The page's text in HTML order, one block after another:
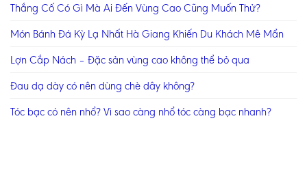
Thắng Cố Có Gì Mà Ai Đến Vùng Cao Cũng Muốn Thử?
Món Bánh Đá Kỳ Lạ Nhất Hà Giang Khiến Du Khách Mê Mẩn
Lợn Cắp Nách – Đặc sản vùng cao không thể bỏ qua
Đau dạ dày có nên dùng chè dây không?
Tóc bạc có nên nhổ? Vì sao càng nhổ tóc càng bạc nhanh?